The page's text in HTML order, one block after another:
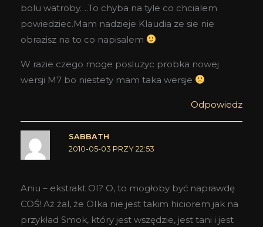
bolu watroby….To chyba na tyle co chcialem
powiedziec.Mam nadzieje Klaudia ze sie nie
obrazisz na to co napisalem
W razie czego moge posluzyc probka nowej
wersji M7 bo niestety mam taka wersje
Odpowiedz
SABBATH
2010-05-03 PRZY 22:53
Aniu – ekstrakt OI? O, to mogłoby być naprawdę
COŚ! Aż żal, że OIka nie jest takim hiciorem jak na
przykład Smok, który jest wszędzie, jest tani i jest